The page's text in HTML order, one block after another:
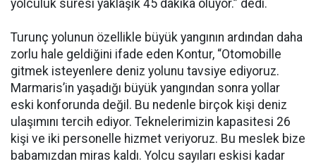
yolculuk süresi yaklaşık 45 dakika oluyor.” dedi.
Turunç yolunun özellikle büyük yangının ardından daha
zorlu hale geldiğini ifade eden Kontur, “Otomobille
gitmek isteyenlere deniz yolunu tavsiye ediyoruz.
Marmaris’in yaşadığı büyük yangından sonra yollar
eski konforunda değil. Bu nedenle birçok kişi deniz
ulaşımını tercih ediyor. Teknelerimizin kapasitesi 26
kişi ve iki personelle hizmet veriyoruz. Bu meslek bize
babamızdan miras kaldı. Yolcu sayıları eskisi kadar